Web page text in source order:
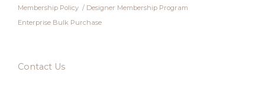
Membership Policy / Designer Membership Program
Enterprise Bulk Purchase
Contact Us